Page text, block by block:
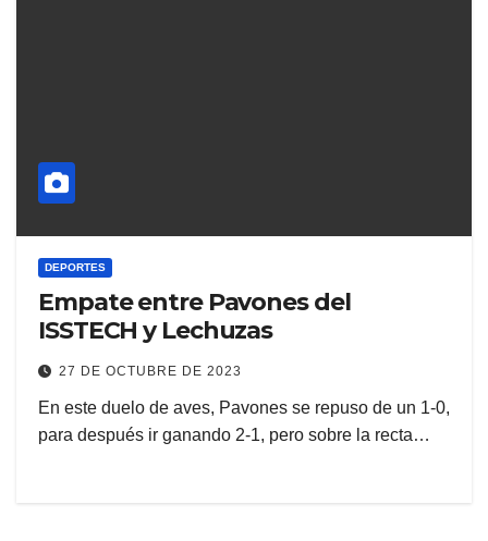
DEPORTES
Empate entre Pavones del
ISSTECH y Lechuzas
27 DE OCTUBRE DE 2023
En este duelo de aves, Pavones se repuso de un 1-0,
para después ir ganando 2-1, pero sobre la recta…